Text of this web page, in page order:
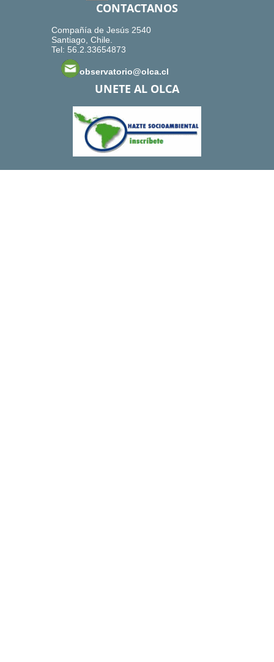
CONTACTANOS
Compañía de Jesús 2540
Santiago, Chile.
Tel: 56.2.33654873
observatorio@olca.cl
UNETE AL OLCA